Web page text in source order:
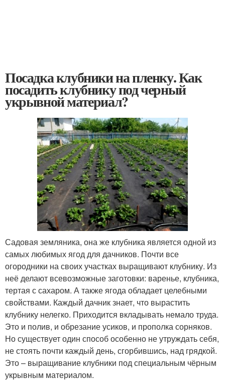
Посадка клубники на пленку. Как
посадить клубнику под черный
укрывной материал?
Садовая земляника, она же клубника является одной из
самых любимых ягод для дачников. Почти все
огородники на своих участках выращивают клубнику. Из
неё делают всевозможные заготовки: варенье, клубника,
тертая с сахаром. А также ягода обладает целебными
свойствами. Каждый дачник знает, что вырастить
клубнику нелегко. Приходится вкладывать немало труда.
Это и полив, и обрезание усиков, и прополка сорняков.
Но существует один способ особенно не утруждать себя,
не стоять почти каждый день, сгорбившись, над грядкой.
Это – выращивание клубники под специальным чёрным
укрывным материалом.